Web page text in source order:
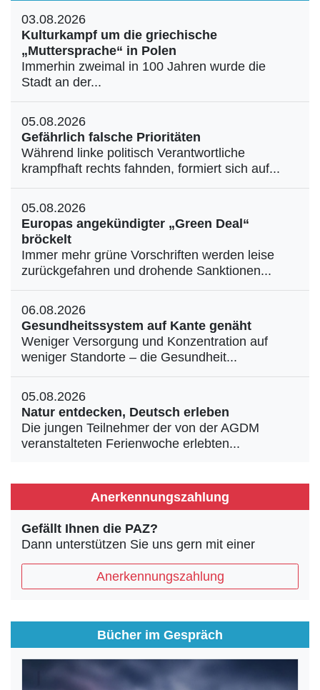
03.08.2026
Kulturkampf um die griechische
„Muttersprache“ in Polen
Immerhin zweimal in 100 Jahren wurde die
Stadt an der...
05.08.2026
Gefährlich falsche Prioritäten
Während linke politisch Verantwortliche
krampfhaft rechts fahnden, formiert sich auf...
05.08.2026
Europas angekündigter „Green Deal“
bröckelt
Immer mehr grüne Vorschriften werden leise
zurückgefahren und drohende Sanktionen...
06.08.2026
Gesundheitssystem auf Kante genäht
Weniger Versorgung und Konzentration auf
weniger Standorte – die Gesundheit...
05.08.2026
Natur entdecken, Deutsch erleben
Die jungen Teilnehmer der von der AGDM
veranstalteten Ferienwoche erlebten...
Anerkennungszahlung
Gefällt Ihnen die PAZ?
Dann unterstützen Sie uns gern mit einer
Anerkennungszahlung
Bücher im Gespräch